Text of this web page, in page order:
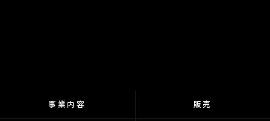
事業内容 販売